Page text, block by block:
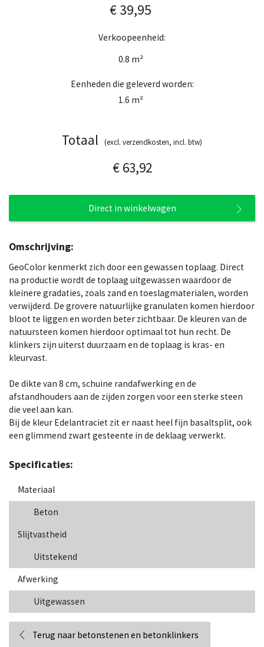
€ 39,95
Verkoopeenheid:
0.8 m²
Eenheden die geleverd worden:
1.6 m²
Totaal (excl. verzendkosten, incl. btw)
€ 63,92
Direct in winkelwagen
Omschrijving:
GeoColor kenmerkt zich door een gewassen toplaag. Direct
na productie wordt de toplaag uitgewassen waardoor de
kleinere gradaties, zoals zand en toeslagmaterialen, worden
verwijderd. De grovere natuurlijke granulaten komen hierdoor
bloot te liggen en worden beter zichtbaar. De kleuren van de
natuursteen komen hierdoor optimaal tot hun recht. De
klinkers zijn uiterst duurzaam en de toplaag is kras- en
kleurvast.
De dikte van 8 cm, schuine randafwerking en de
afstandhouders aan de zijden zorgen voor een sterke steen
die veel aan kan.
Bij de kleur Edelantraciet zit er naast heel fijn basaltsplit, ook
een glimmend zwart gesteente in de deklaag verwerkt.
Specificaties:
Materiaal
Beton
Slijtvastheid
Uitstekend
Afwerking
Uitgewassen
Terug naar betonstenen en betonklinkers